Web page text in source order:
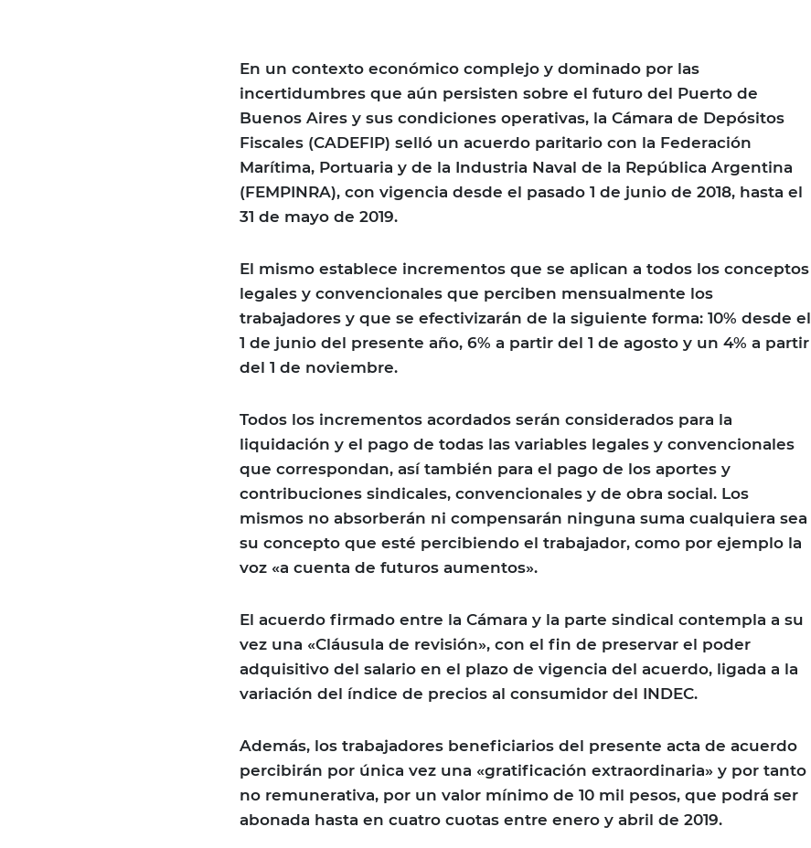
En un contexto económico complejo y dominado por las
incertidumbres que aún persisten sobre el futuro del Puerto de
Buenos Aires y sus condiciones operativas, la Cámara de Depósitos
Fiscales (CADEFIP) selló un acuerdo paritario con la Federación
Marítima, Portuaria y de la Industria Naval de la República Argentina
(FEMPINRA), con vigencia desde el pasado 1 de junio de 2018, hasta el
31 de mayo de 2019.
El mismo establece incrementos que se aplican a todos los conceptos
legales y convencionales que perciben mensualmente los
trabajadores y que se efectivizarán de la siguiente forma: 10% desde el
1 de junio del presente año, 6% a partir del 1 de agosto y un 4% a partir
del 1 de noviembre.
Todos los incrementos acordados serán considerados para la
liquidación y el pago de todas las variables legales y convencionales
que correspondan, así también para el pago de los aportes y
contribuciones sindicales, convencionales y de obra social. Los
mismos no absorberán ni compensarán ninguna suma cualquiera sea
su concepto que esté percibiendo el trabajador, como por ejemplo la
voz «a cuenta de futuros aumentos».
El acuerdo firmado entre la Cámara y la parte sindical contempla a su
vez una «Cláusula de revisión», con el fin de preservar el poder
adquisitivo del salario en el plazo de vigencia del acuerdo, ligada a la
variación del índice de precios al consumidor del INDEC.
Además, los trabajadores beneficiarios del presente acta de acuerdo
percibirán por única vez una «gratificación extraordinaria» y por tanto
no remunerativa, por un valor mínimo de 10 mil pesos, que podrá ser
abonada hasta en cuatro cuotas entre enero y abril de 2019.